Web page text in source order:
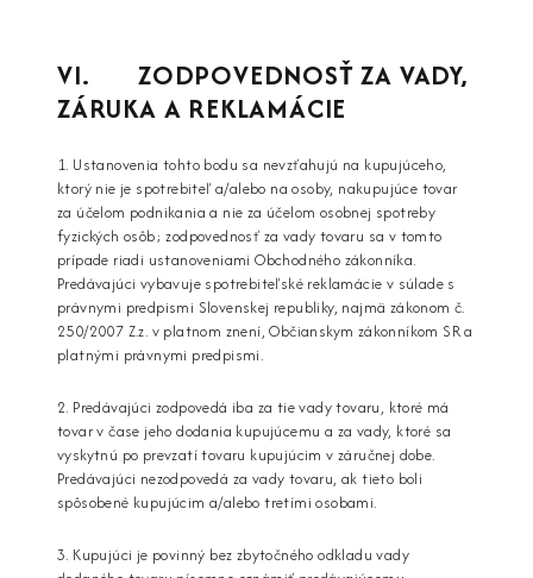
VI. ZODPOVEDNOSŤ ZA VADY,
ZÁRUKA A REKLAMÁCIE
1. Ustanovenia tohto bodu sa nevzťahujú na kupujúceho,
ktorý nie je spotrebiteľ a/alebo na osoby, nakupujúce tovar
za účelom podnikania a nie za účelom osobnej spotreby
fyzických osôb; zodpovednosť za vady tovaru sa v tomto
prípade riadi ustanoveniami Obchodného zákonníka.
Predávajúci vybavuje spotrebiteľské reklamácie v súlade s
právnymi predpismi Slovenskej republiky, najmä zákonom č.
250/2007 Z.z. v platnom znení, Občianskym zákonníkom SR a
platnými právnymi predpismi.
2. Predávajúci zodpovedá iba za tie vady tovaru, ktoré má
tovar v čase jeho dodania kupujúcemu a za vady, ktoré sa
vyskytnú po prevzatí tovaru kupujúcim v záručnej dobe.
Predávajúci nezodpovedá za vady tovaru, ak tieto boli
spôsobené kupujúcim a/alebo tretími osobami.
3. Kupujúci je povinný bez zbytočného odkladu vady